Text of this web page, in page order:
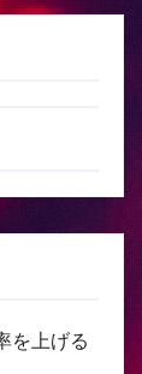
を上げる